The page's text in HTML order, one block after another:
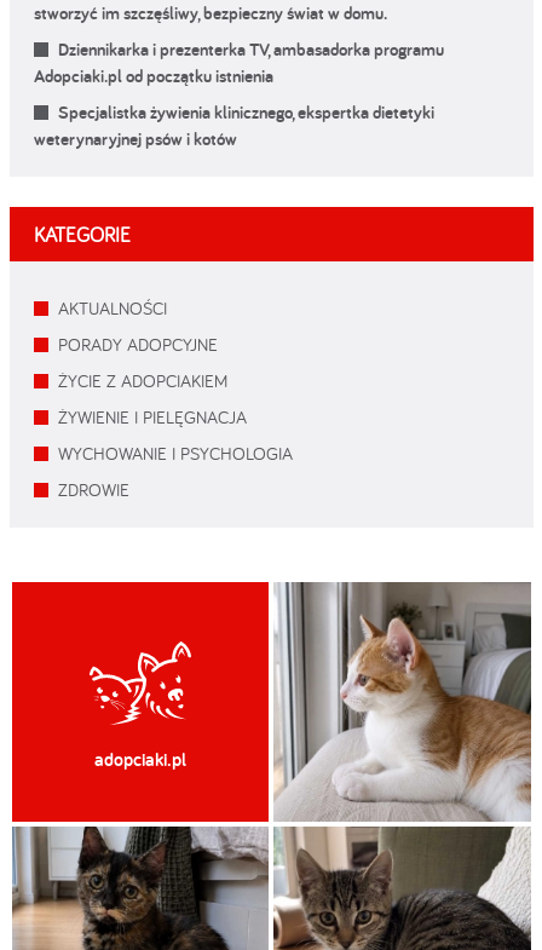
stworzyć im szczęśliwy, bezpieczny świat w domu.
Dziennikarka i prezenterka TV, ambasadorka programu
Adopciaki.pl od początku istnienia
Specjalistka żywienia klinicznego, ekspertka dietetyki
weterynaryjnej psów i kotów
KATEGORIE
AKTUALNOŚCI
PORADY ADOPCYJNE
ŻYCIE Z ADOPCIAKIEM
ŻYWIENIE I PIELĘGNACJA
WYCHOWANIE I PSYCHOLOGIA
ZDROWIE
adopciaki.pl